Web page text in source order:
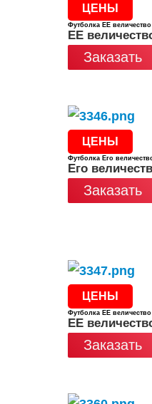
ЦЕНЫ
Футболка ЕЕ
ЕЕ
Заказать
ЦЕНЫ
Футболка Его
Его
Заказать
ЦЕНЫ
Футболка ЕЕ
ЕЕ
Заказать